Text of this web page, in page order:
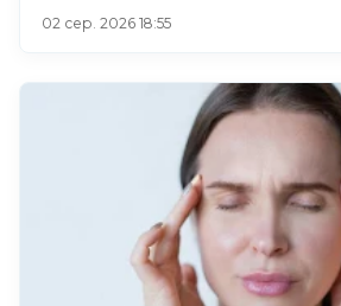
02 сер. 2026 18:55